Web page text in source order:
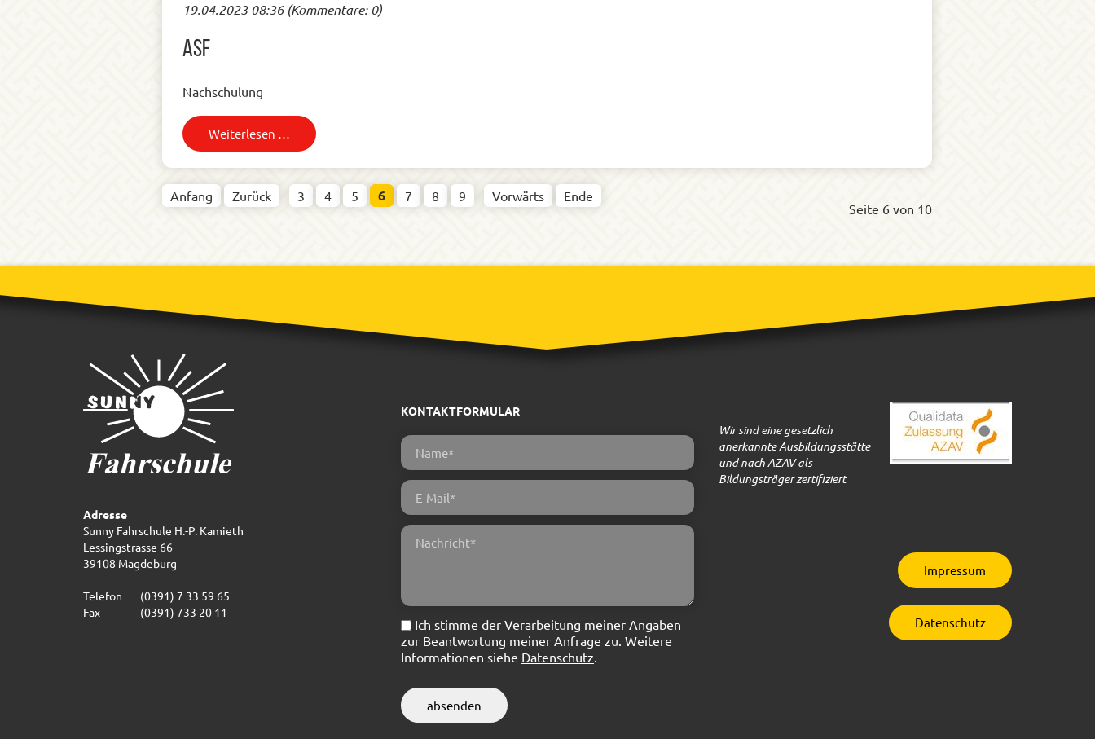
19.04.2023 08:36(Kommentare: 0)
ASF
Nachschulung
Weiterlesen …
Seite 6 von 10
Anfang Zurück 3 4 5 6 7 8 9 Vorwärts Ende
Adresse
Sunny Fahrschule H.-P. Kamieth
Lessingstrasse 66
39108 Magdeburg
Telefon
(0391) 7 33 59 65
Fax
(0391) 733 20 11
KONTAKTFORMULAR
Ich stimme der Verarbeitung meiner Angaben
zur Beantwortung meiner Anfrage zu. Weitere
Informationen siehe Datenschutz.
absenden
Wir sind eine gesetzlich
anerkannte Ausbildungsstätte
und nach AZAV als
Bildungsträger zertifiziert
Impressum
Datenschutz